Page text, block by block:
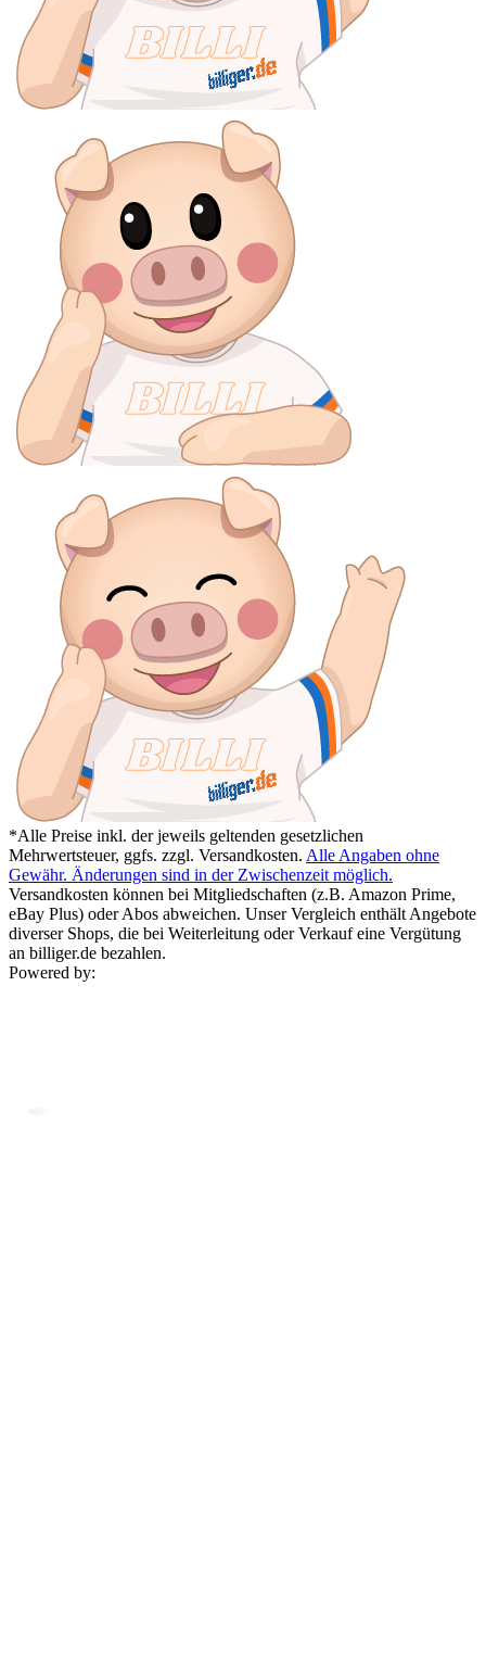
*Alle Preise inkl. der jeweils geltenden gesetzlichen
Mehrwertsteuer, ggfs. zzgl. Versandkosten. Alle Angaben ohne
Gewähr. Änderungen sind in der Zwischenzeit möglich.
Versandkosten können bei Mitgliedschaften (z.B. Amazon Prime,
eBay Plus) oder Abos abweichen. Unser Vergleich enthält Angebote
diverser Shops, die bei Weiterleitung oder Verkauf eine Vergütung
an billiger.de bezahlen.
Powered by: